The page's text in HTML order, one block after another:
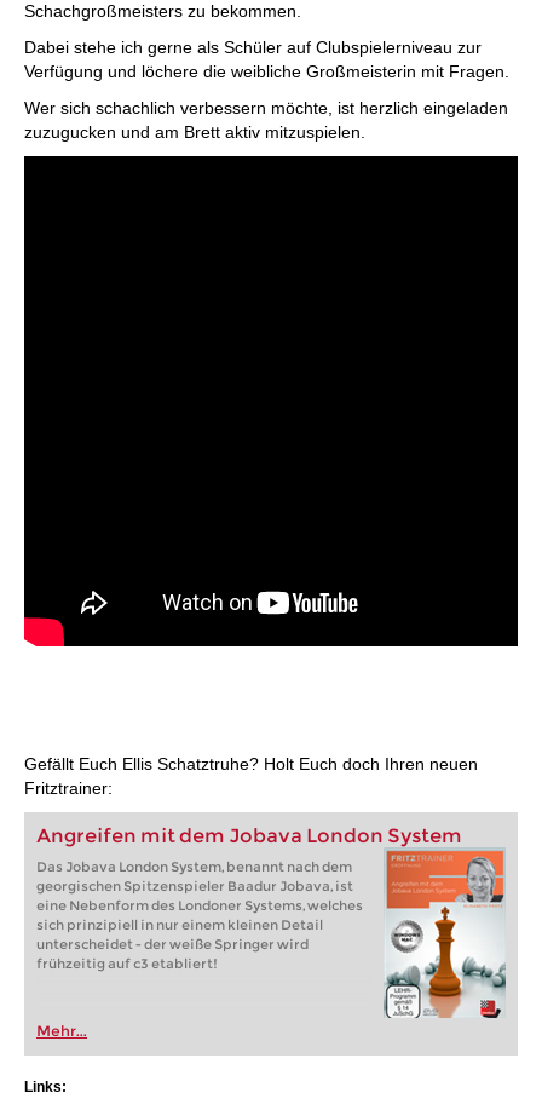
Schachgroßmeisters zu bekommen.
Dabei stehe ich gerne als Schüler auf Clubspielerniveau zur
Verfügung und löchere die weibliche Großmeisterin mit Fragen.
Wer sich schachlich verbessern möchte, ist herzlich eingeladen
zuzugucken und am Brett aktiv mitzuspielen.
Gefällt Euch Ellis Schatztruhe? Holt Euch doch Ihren neuen
Fritztrainer:
Angreifen mit dem Jobava London System
Das Jobava London System, benannt nach dem
georgischen Spitzenspieler Baadur Jobava, ist
eine Nebenform des Londoner Systems, welches
sich prinzipiell in nur einem kleinen Detail
unterscheidet - der weiße Springer wird
frühzeitig auf c3 etabliert!
Mehr...
Links: